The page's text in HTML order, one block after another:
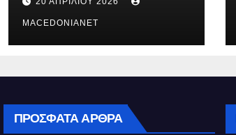
τον θάνατο της
Μυρτούς
MACEDONIANET
ΠΡΌΣΦΑΤΑ ΆΡΘΡΑ